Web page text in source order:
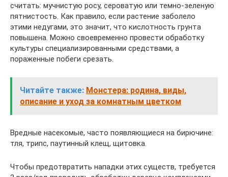
считать: мучнистую росу, сероватую или темно-зеленую
пятнистость. Как правило, если растение заболело
этими недугами, это значит, что кислотность грунта
повышена. Можно своевременно провести обработку
культуры специализированными средствами, а
пораженные побеги срезать.
Читайте также: Монстера: родина, виды,
описание и уход за комнатным цветком
Вредные насекомые, часто появляющиеся на бирючине:
тля, трипс, паутинный клещ, щитовка.
Чтобы предотвратить нападки этих существ, требуется